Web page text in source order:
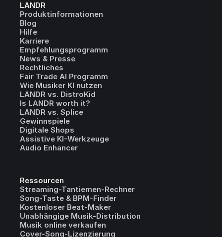
LANDR
Produktinformationen
Blog
Hilfe
Karriere
Empfehlungsprogramm
News & Presse
Rechtliches
Fair Trade AI Programm
Wie Musiker KI nutzen
LANDR vs. DistroKid
Is LANDR worth it?
LANDR vs. Splice
Gewinnspiele
Digitale Shops
Assistive KI-Werkzeuge
Audio Enhancer
Ressourcen
Streaming-Tantiemen-Rechner
Song-Taste & BPM-Finder
Kostenloser Beat-Maker
Unabhängige Musik-Distribution
Musik online verkaufen
Cover-Song-Lizenzierung